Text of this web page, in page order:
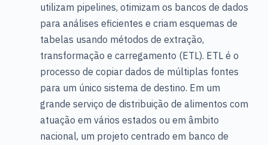
utilizam pipelines, otimizam os bancos de dados
para análises eficientes e criam esquemas de
tabelas usando métodos de extração,
transformação e carregamento (ETL). ETL é o
processo de copiar dados de múltiplas fontes
para um único sistema de destino. Em um
grande serviço de distribuição de alimentos com
atuação em vários estados ou em âmbito
nacional, um projeto centrado em banco de